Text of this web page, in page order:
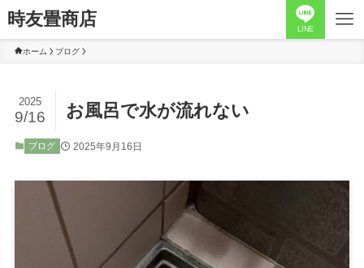
時友畳商店 LINE
ホーム ブログ
お風呂で水が流れない
2025
9/16
ブログ 2025年9月16日